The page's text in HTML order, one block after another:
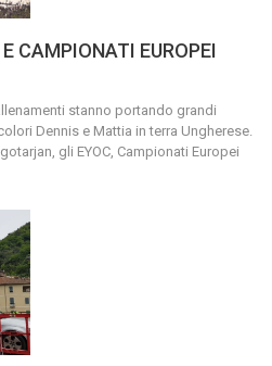
CAMPIONATI EUROPEI
stanno portando grandi
Dennis e Mattia in terra Ungherese.
gli EYOC, Campionati Europei